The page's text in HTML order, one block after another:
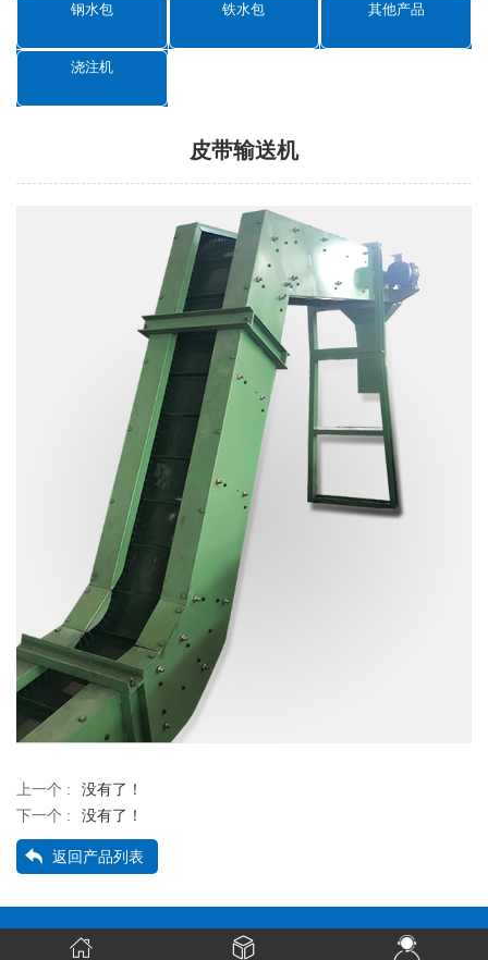
钢水包 铁水包 其他产品
浇注机
皮带输送机
上一个 :
没有了！
下一个 :
没有了！
返回产品列表
相关产品： 鳞板输送机 网站地图